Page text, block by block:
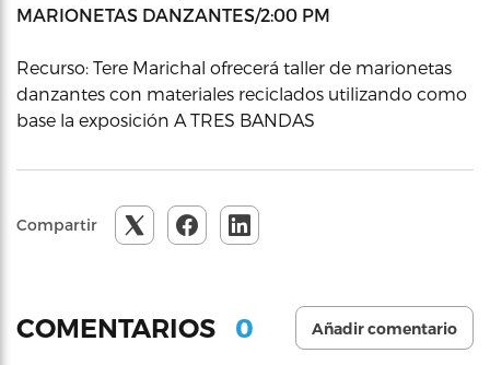
MARIONETAS DANZANTES/2:00 PM
Recurso: Tere Marichal ofrecerá taller de marionetas
danzantes con materiales reciclados utilizando como
base la exposición A TRES BANDAS
Compartir
COMENTARIOS 0 Añadir comentario